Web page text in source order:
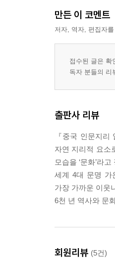
만든 이 코멘트
저자, 역자, 편집자
접수된 글은 확
독자 분들의 리
출판사 리뷰
『중국 인문지
자연 지리적 요소
모습을 ‘문화’라
세계 4대 문명 가
가장 가까운 이웃
6천 년 역사와 문
회원리뷰 (5건)